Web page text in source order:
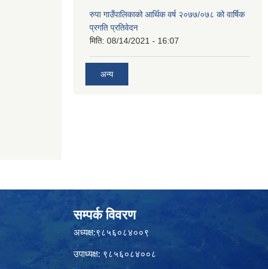
रुपा गाउँपालिकाको आर्थिक वर्ष २०७७/०७८ को वार्षिक
प्रगति प्रतिवेदन
मिति: 08/14/2021 - 16:07
अन्य
सम्पर्क विवरण
अध्यक्ष:९८५६०८४००९
उपाध्यक्ष: ९८५६०८४००८